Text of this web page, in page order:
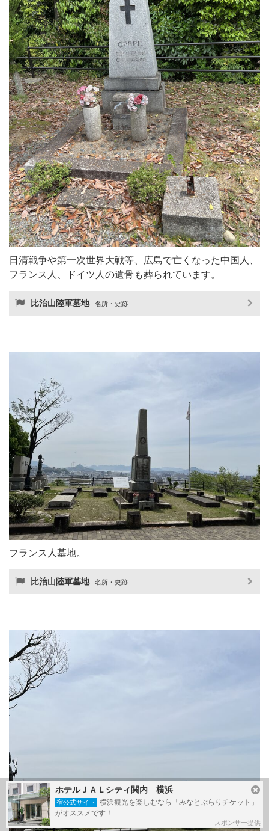
日清戦争や第一次世界大戦等、広島で亡くなった中国人、
フランス人、ドイツ人の遺骨も葬られています。
比治山陸軍墓地 名所・史跡
フランス人墓地。
比治山陸軍墓地 名所・史跡
ホテルＪＡＬシティ関内 横浜
宿公式サイト
横浜観光を楽しむなら「みなとぶらりチケット」
がオススメです！
スポンサー提供